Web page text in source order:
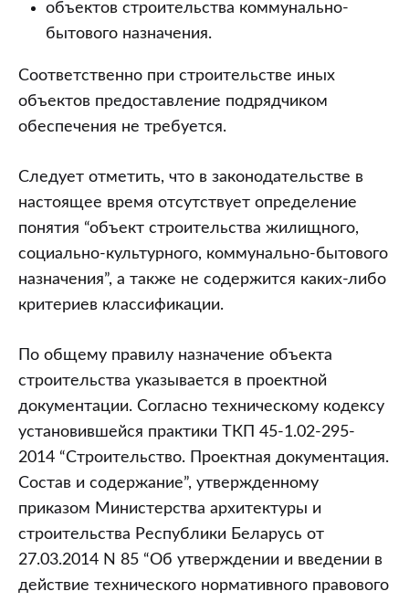
объектов строительства коммунально-
бытового назначения.
Соответственно при строительстве иных
объектов предоставление подрядчиком
обеспечения не требуется.
Следует отметить, что в законодательстве в
настоящее время отсутствует определение
понятия “объект строительства жилищного,
социально-культурного, коммунально-бытового
назначения”, а также не содержится каких-либо
критериев классификации.
По общему правилу назначение объекта
строительства указывается в проектной
документации. Согласно техническому кодексу
установившейся практики ТКП 45-1.02-295-
2014 “Строительство. Проектная документация.
Состав и содержание”, утвержденному
приказом Министерства архитектуры и
строительства Республики Беларусь от
27.03.2014 N 85 “Об утверждении и введении в
действие технического нормативного правового